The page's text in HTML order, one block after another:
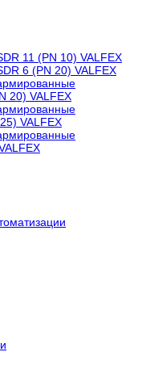
11 (PN 10) VALFEX
6 (PN 20) VALFEX
20) VALFEX
VALFEX